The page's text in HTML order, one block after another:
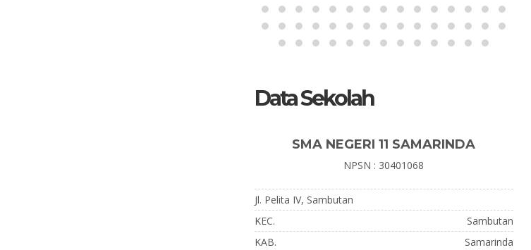
Data Sekolah
SMA NEGERI 11 SAMARINDA
NPSN : 30401068
Jl. Pelita IV, Sambutan
KEC.
Sambutan
KAB.
Samarinda